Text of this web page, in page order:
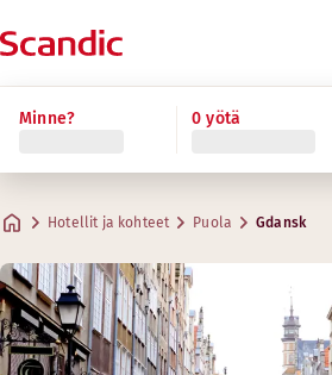
Minne? 0 yötä
Hotellit ja kohteet Puola Gdansk